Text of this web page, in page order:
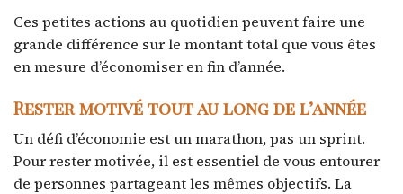
Ces petites actions au quotidien peuvent faire une
grande différence sur le montant total que vous êtes
en mesure d’économiser en fin d’année.
Rester motivé tout au long de l’année
Un défi d’économie est un marathon, pas un sprint.
Pour rester motivée, il est essentiel de vous entourer
de personnes partageant les mêmes objectifs. La